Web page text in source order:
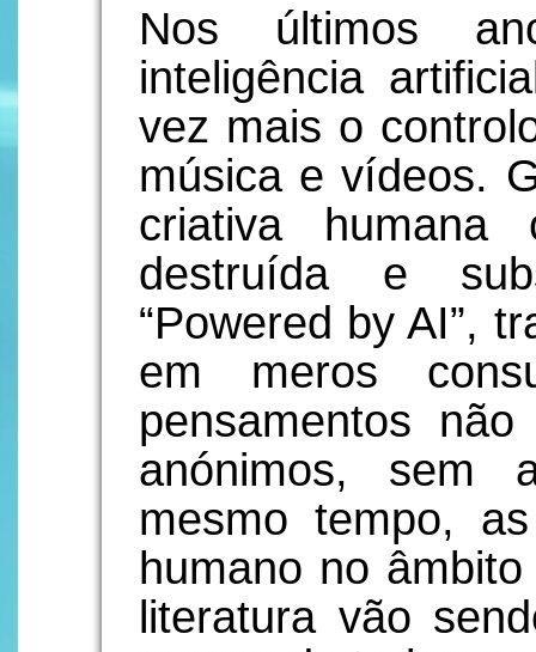
Nos últimos
inteligência
vez mais o
música e vídeos.
criativa
destruída e
“Powered by AI”,
em meros
pensamentos
anónimos, sem
mesmo tempo,
humano no
literatura vão